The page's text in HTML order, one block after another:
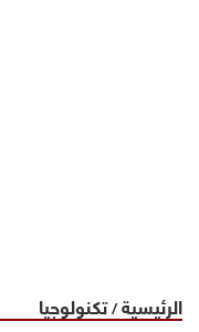
الرئيسية/تكنولوجيا